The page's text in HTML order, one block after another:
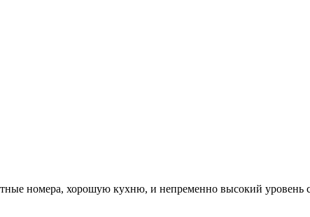
номера, хорошую кухню, и непременно высокий уровень